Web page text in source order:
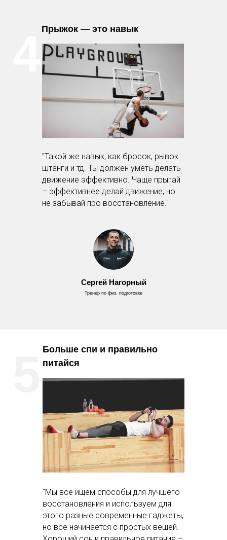
Сергей Нагорный
Тренер по физ. подготовке
4.
Прыжок — это навык
"Такой же навык, как бросок, рывок
штанги и тд. Ты должен уметь делать
движение эффективно. Чаще прыгай
– эффективнее делай движение, но
не забывай про восстановление."
5.
Больше спи и правильно
питайся
"Мы все ищем способы для лучшего
восстановления и используем для
этого разные современные гаджеты,
но всё начинается с простых вещей.